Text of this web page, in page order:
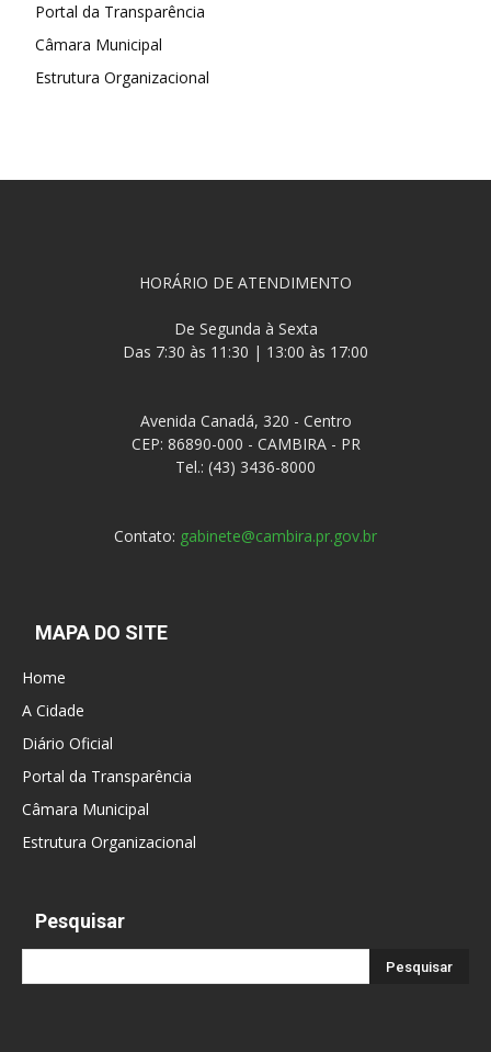
Portal da Transparência
Câmara Municipal
Estrutura Organizacional
HORÁRIO DE ATENDIMENTO
De Segunda à Sexta
Das 7:30 às 11:30 | 13:00 às 17:00
Avenida Canadá, 320 - Centro
CEP: 86890-000 - CAMBIRA - PR
Tel.: (43) 3436-8000
Contato: gabinete@cambira.pr.gov.br
MAPA DO SITE
Home
A Cidade
Diário Oficial
Portal da Transparência
Câmara Municipal
Estrutura Organizacional
Pesquisar